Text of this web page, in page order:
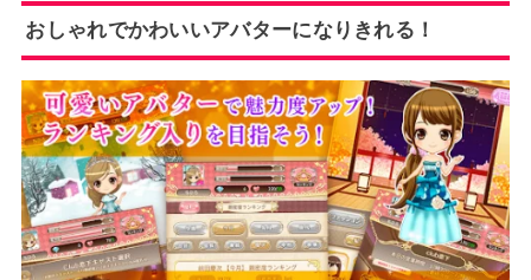
おしゃれでかわいいアバターになりきれる！